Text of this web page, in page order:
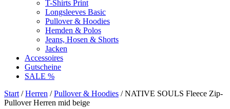
T-Shirts Print
Longsleeves Basic
Pullover & Hoodies
Hemden & Polos
Jeans, Hosen & Shorts
Jacken
Accessoires
Gutscheine
SALE %
Start /Herren /Pullover & Hoodies / NATIVE SOULS Fleece Zip-
Pullover Herren mid beige